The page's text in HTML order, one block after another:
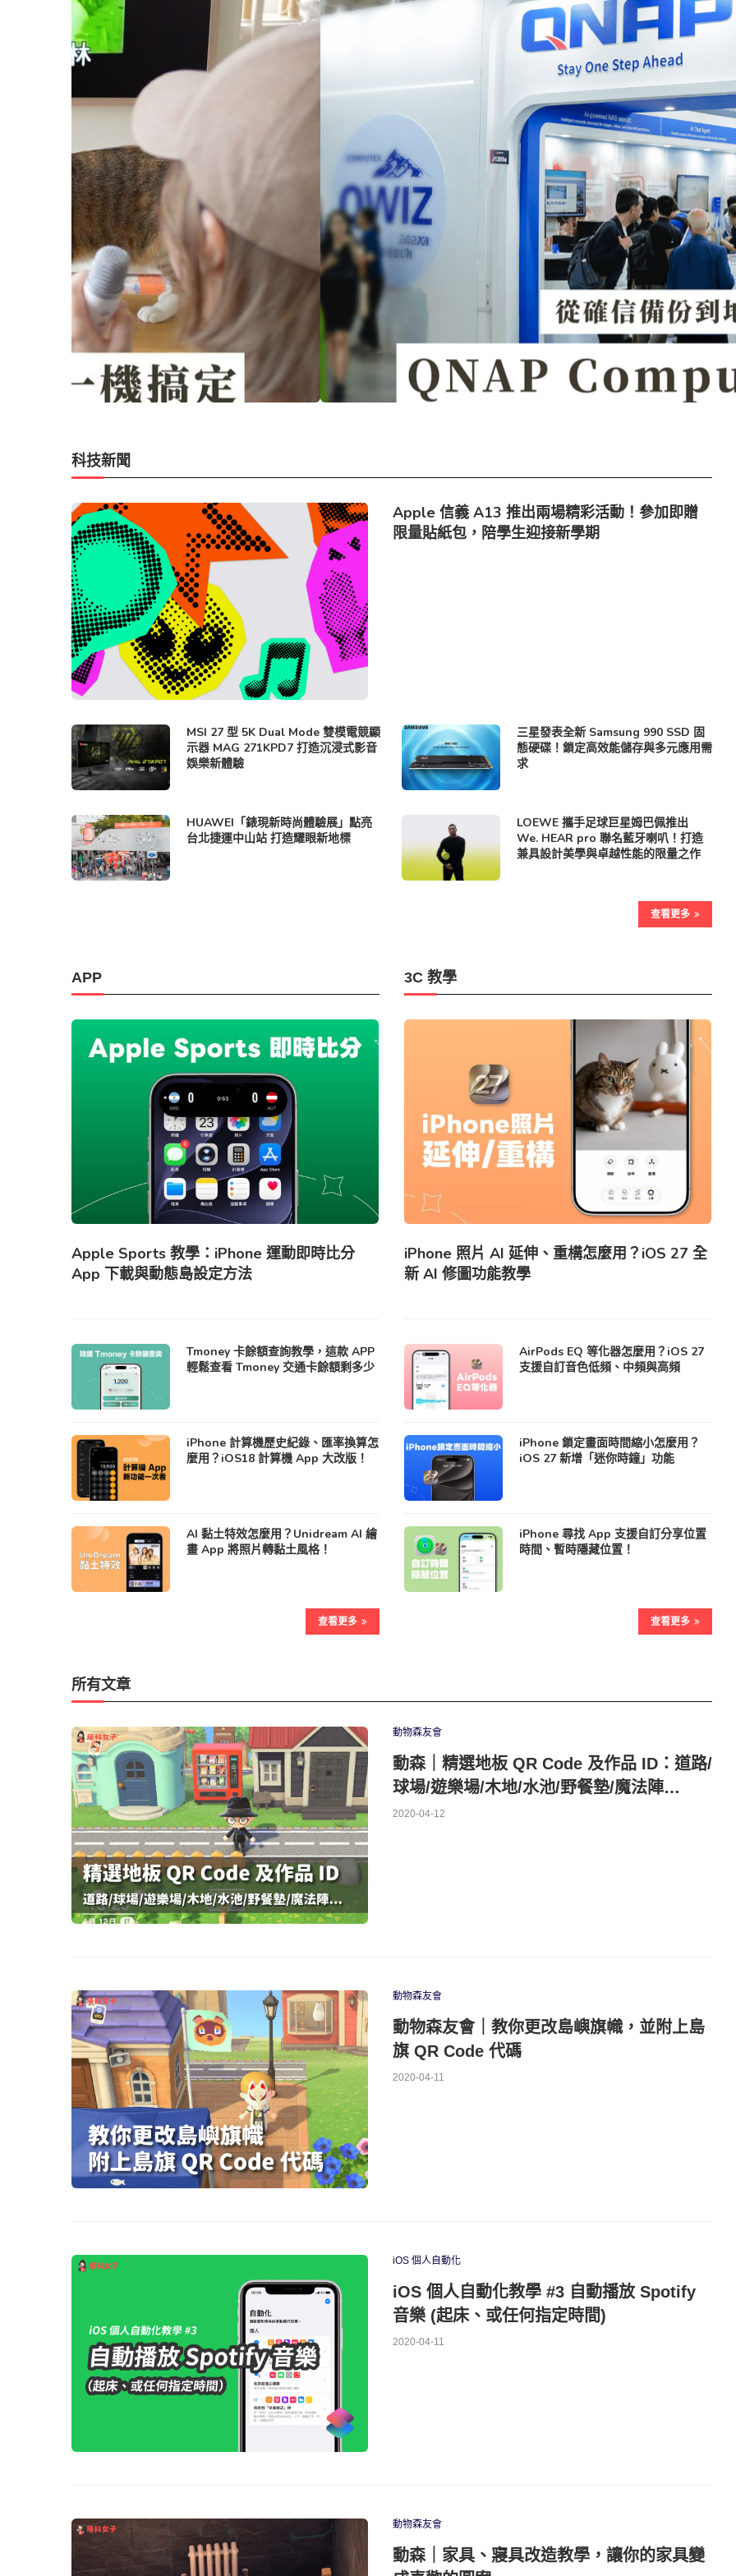
科技新聞
Apple 信義 A13 推出兩場精彩活動！參加即贈
限量貼紙包，陪學生迎接新學期
MSI 27 型 5K Dual Mode 雙模電競顯
示器 MAG 271KPD7 打造沉浸式影音
娛樂新體驗
三星發表全新 Samsung 990 SSD 固
態硬碟！鎖定高效能儲存與多元應用需
求
HUAWEI「錶現新時尚體驗展」點亮
台北捷運中山站 打造耀眼新地標
LOEWE 攜手足球巨星姆巴佩推出
We. HEAR pro 聯名藍牙喇叭！打造
兼具設計美學與卓越性能的限量之作
查看更多
APP
Apple Sports 教學：iPhone 運動即時比分
App 下載與動態島設定方法
Tmoney 卡餘額查詢教學，這款 APP
輕鬆查看 Tmoney 交通卡餘額剩多少
iPhone 計算機歷史紀錄、匯率換算怎
麼用？iOS18 計算機 App 大改版！
AI 黏土特效怎麼用？Unidream AI 繪
畫 App 將照片轉黏土風格！
查看更多
3C 教學
iPhone 照片 AI 延伸、重構怎麼用？iOS 27 全
新 AI 修圖功能教學
AirPods EQ 等化器怎麼用？iOS 27
支援自訂音色低頻、中頻與高頻
iPhone 鎖定畫面時間縮小怎麼用？
iOS 27 新增「迷你時鐘」功能
iPhone 尋找 App 支援自訂分享位置
時間、暫時隱藏位置！
查看更多
所有文章
動物森友會
動森｜精選地板 QR Code 及作品 ID：道路/
球場/遊樂場/木地/水池/野餐墊/魔法陣…
2020-04-12
動物森友會
動物森友會｜教你更改島嶼旗幟，並附上島
旗 QR Code 代碼
2020-04-11
iOS 個人自動化
iOS 個人自動化教學 #3 自動播放 Spotify
音樂 (起床、或任何指定時間)
2020-04-11
動物森友會
動森｜家具、寢具改造教學，讓你的家具變